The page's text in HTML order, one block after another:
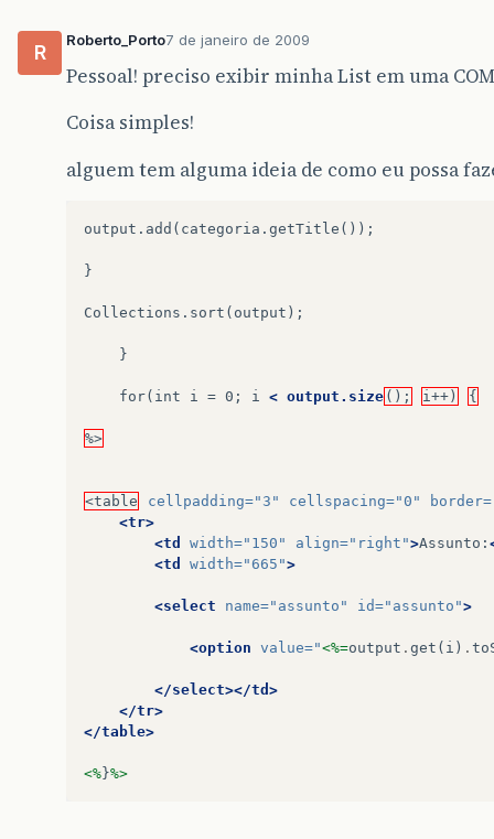
R
Roberto_Porto7 de janeiro de 2009
Pessoal! preciso exibir minha List em uma
Coisa simples!
alguem tem alguma ideia de como eu possa
output.add(categoria.getTitle());
}
}
for(int i = 0; i < output.size (); i++) {
%>
<table cellpadding="3" cellspacing="0" border=
<tr>
<td
width="150" align="right">Assunto:
<td
width="665">
<select name="assunto" id="assunto">
<option value="<%=output . get ( i ) .
</select></td>
</tr>
</table>
<% }%>